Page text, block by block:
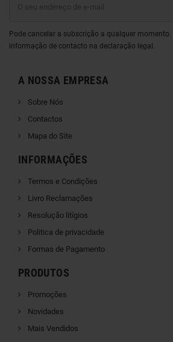
Pode cancelar a subscrição a qualquer
informação de contacto na declaração legal.
A NOSSA EMPRESA
Sobre Nós
Contactos
Mapa do Site
INFORMAÇÕES
Termos e Condições
Livro Reclamações
Resolução litígios
Politica de privacidade
Formas de Pagamento
PRODUTOS
Promoções
Novidades
Mais Vendidos